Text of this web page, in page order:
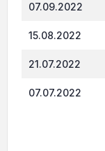
07.09.2022
15.08.2022
21.07.2022
07.07.2022